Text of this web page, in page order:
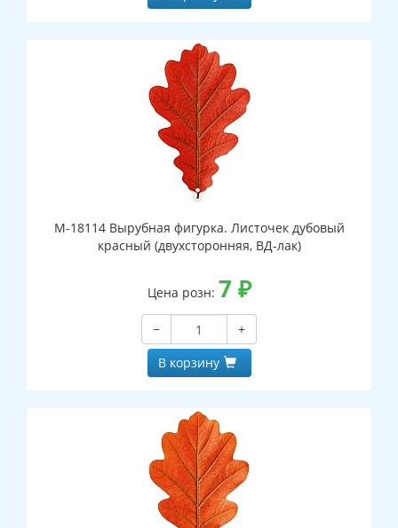
М-18114 Вырубная фигурка. Листочек дубовый
красный (двухсторонняя, ВД-лак)
Цена розн: 7 ₽
−
+
В корзину